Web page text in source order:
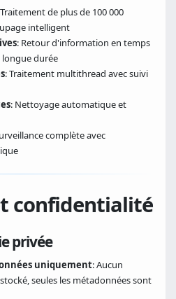
de plus de 100 000
intelligent
: Retour d'information en temps
longue durée
: Traitement multithread avec suivi
: Nettoyage automatique et
complète avec
confidentialité
privée
uniquement: Aucun
seules les métadonnées sont